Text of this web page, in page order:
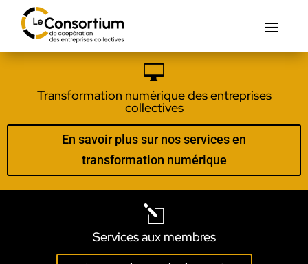

Transformation numérique des entreprises
collectives
En savoir plus sur nos services en
transformation numérique
l
Services aux membres